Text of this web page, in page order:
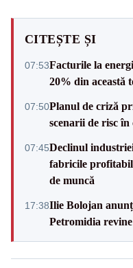
CITEȘTE ȘI
07:53Facturile la
20% din această
07:50Planul de criză
scenarii de risc în
07:45Declinul
fabricile
de muncă
17:38Ilie Bolojan
Petromidia